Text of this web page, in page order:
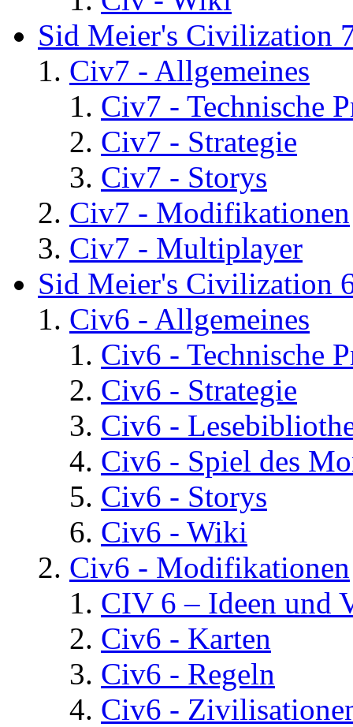
Sid Meier's Civilization
Civ7 - Allgemeines
Civ7 - Technische
Civ7 - Strategie
Civ7 - Storys
Civ7 - Modifikationen
Civ7 - Multiplayer
Sid Meier's Civilization
Civ6 - Allgemeines
Civ6 - Technische
Civ6 - Strategie
Civ6 -
Civ6 - Spiel des
Civ6 - Storys
Civ6 - Wiki
Civ6 - Modifikationen
CIV 6 – Ideen und
Civ6 - Karten
Civ6 - Regeln
Civ6 -